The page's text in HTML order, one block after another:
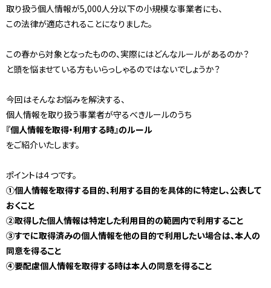
取り扱う個人情報が5,000人分以下の小規模な事業者にも、
この法律が適応されることになりました。
この春から対象となったものの、実際にはどんなルールがあるのか？
と頭を悩ませている方もいらっしゃるのではないでしょうか？
今回はそんなお悩みを解決する、
個人情報を取り扱う事業者が守るべきルールのうち
『個人情報を取得・利用する時』のルール
をご紹介いたします。
ポイントは４つです。
①個人情報を取得する目的、利用する目的を具体的に特定し、公表して
おくこと
②取得した個人情報は特定した利用目的の範囲内で利用すること
③すでに取得済みの個人情報を他の目的で利用したい場合は、本人の
同意を得ること
④要配慮個人情報を取得する時は本人の同意を得ること